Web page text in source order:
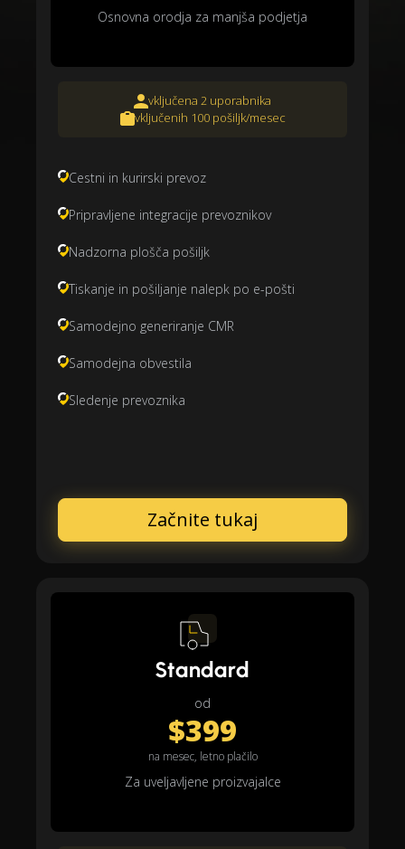
Osnovna orodja za manjša podjetja
vključena 2 uporabnika
vključenih 100 pošiljk/mesec
Cestni in kurirski prevoz
Pripravljene integracije prevoznikov
Nadzorna plošča pošiljk
Tiskanje in pošiljanje nalepk po e-pošti
Samodejno generiranje CMR
Samodejna obvestila
Sledenje prevoznika
Začnite tukaj
Standard
od
$399
na mesec, letno plačilo
Za uveljavljene proizvajalce